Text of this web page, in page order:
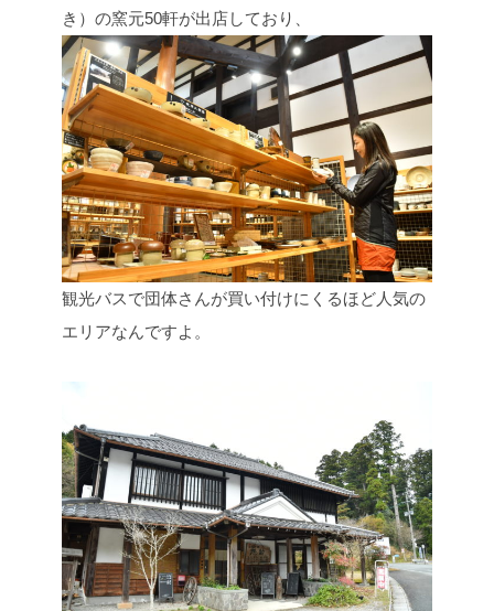
き）の窯元50軒が出店しており、
観光バスで団体さんが買い付けにくるほど人気の
エリアなんですよ。